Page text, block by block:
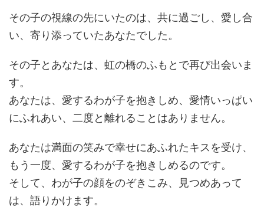
その子の視線の先にいたのは、共に過ごし、愛し合
い、寄り添っていたあなたでした。
その子とあなたは、虹の橋のふもとで再び出会いま
す。
あなたは、愛するわが子を抱きしめ、愛情いっぱい
にふれあい、二度と離れることはありません。
あなたは満面の笑みで幸せにあふれたキスを受け、
もう一度、愛するわが子を抱きしめるのです。
そして、わが子の顔をのぞきこみ、見つめあって
は、語りかけます。